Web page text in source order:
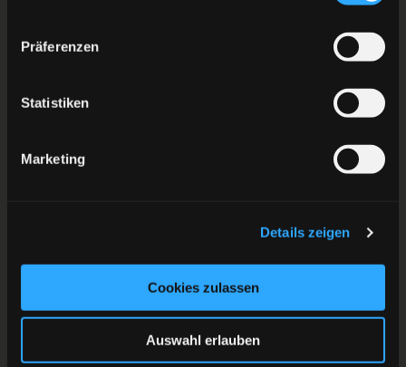
Präferenzen
Statistiken
Marketing
Details zeigen
Cookies zulassen
Auswahl erlauben